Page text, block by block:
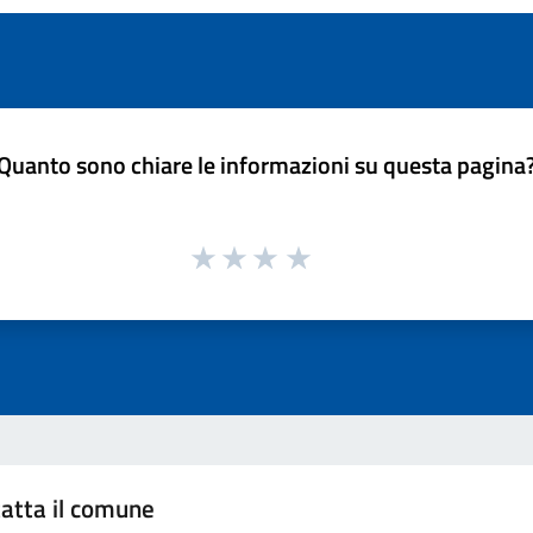
sono chiare le informazioni su questa
il comune